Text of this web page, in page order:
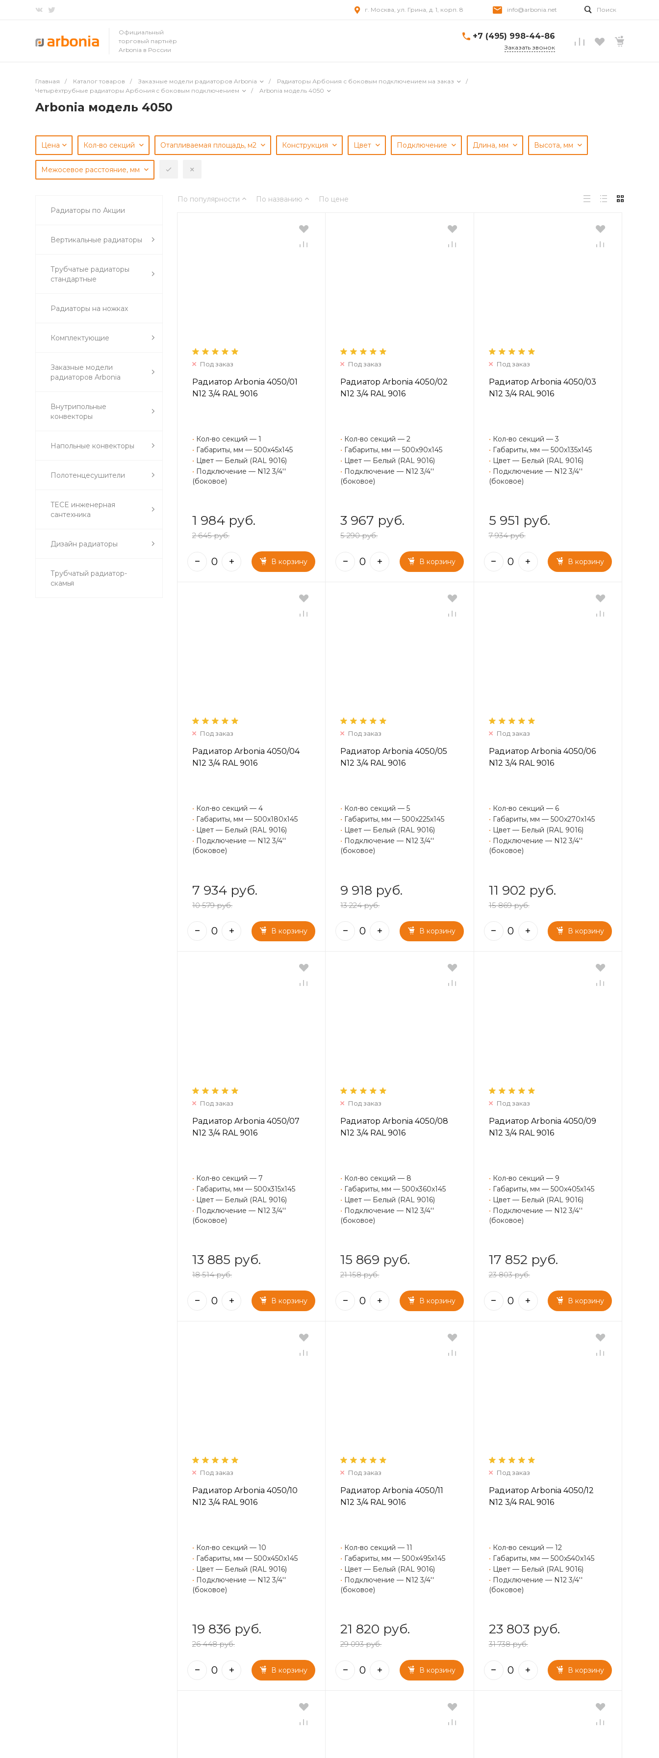
г. Москва, ул. Грина, д. 1, корп. 8 info@arbonia.net Поиск
Официальный
торговый партнёр
Arbonia в России
+7 (495) 998-44-86
Заказать звонок
Главная / Каталог товаров / Заказные модели радиаторов Arbonia / Радиаторы Арбония с боковым подключением на заказ
/
Четырёхтрубные радиаторы Арбония c боковым подключением
/ Arbonia модель 4050
Arbonia модель 4050
Цена Кол-во секций Отапливаемая площадь, м2 Конструкция Цвет Подключение Длина, мм Высота, мм
Межосевое расстояние, мм
Радиаторы по Акции
Вертикальные радиаторы
Трубчатые радиаторы
стандартные
Радиаторы на ножках
Комплектующие
Заказные модели
радиаторов Arbonia
Внутрипольные
конвекторы
Напольные конвекторы
Полотенцесушители
TECE инженерная
сантехника
Дизайн радиаторы
Трубчатый радиатор-
скамья
По популярности По названию По цене
Под заказ
Радиатор Arbonia 4050/01
N12 3/4 RAL 9016
• Кол-во секций — 1
• Габариты, мм — 500x45x145
• Цвет — Белый (RAL 9016)
• Подключение — N12 3/4''
(боковое)
1 984 руб.
2 645 руб.
В корзину
Под заказ
Радиатор Arbonia 4050/02
N12 3/4 RAL 9016
• Кол-во секций — 2
• Габариты, мм — 500x90x145
• Цвет — Белый (RAL 9016)
• Подключение — N12 3/4''
(боковое)
3 967 руб.
5 290 руб.
В корзину
Под заказ
Радиатор Arbonia 4050/03
N12 3/4 RAL 9016
• Кол-во секций — 3
• Габариты, мм — 500x135x145
• Цвет — Белый (RAL 9016)
• Подключение — N12 3/4''
(боковое)
5 951 руб.
7 934 руб.
В корзину
Под заказ
Радиатор Arbonia 4050/04
N12 3/4 RAL 9016
• Кол-во секций — 4
• Габариты, мм — 500x180x145
• Цвет — Белый (RAL 9016)
• Подключение — N12 3/4''
(боковое)
7 934 руб.
10 579 руб.
В корзину
Под заказ
Радиатор Arbonia 4050/05
N12 3/4 RAL 9016
• Кол-во секций — 5
• Габариты, мм — 500x225x145
• Цвет — Белый (RAL 9016)
• Подключение — N12 3/4''
(боковое)
9 918 руб.
13 224 руб.
В корзину
Под заказ
Радиатор Arbonia 4050/06
N12 3/4 RAL 9016
• Кол-во секций — 6
• Габариты, мм — 500x270x145
• Цвет — Белый (RAL 9016)
• Подключение — N12 3/4''
(боковое)
11 902 руб.
15 869 руб.
В корзину
Под заказ
Радиатор Arbonia 4050/07
N12 3/4 RAL 9016
• Кол-во секций — 7
• Габариты, мм — 500x315x145
• Цвет — Белый (RAL 9016)
• Подключение — N12 3/4''
(боковое)
13 885 руб.
18 514 руб.
В корзину
Под заказ
Радиатор Arbonia 4050/08
N12 3/4 RAL 9016
• Кол-во секций — 8
• Габариты, мм — 500x360x145
• Цвет — Белый (RAL 9016)
• Подключение — N12 3/4''
(боковое)
15 869 руб.
21 158 руб.
В корзину
Под заказ
Радиатор Arbonia 4050/09
N12 3/4 RAL 9016
• Кол-во секций — 9
• Габариты, мм — 500x405x145
• Цвет — Белый (RAL 9016)
• Подключение — N12 3/4''
(боковое)
17 852 руб.
23 803 руб.
В корзину
Под заказ
Радиатор Arbonia 4050/10
N12 3/4 RAL 9016
• Кол-во секций — 10
• Габариты, мм — 500x450x145
• Цвет — Белый (RAL 9016)
• Подключение — N12 3/4''
(боковое)
19 836 руб.
26 448 руб.
В корзину
Под заказ
Радиатор Arbonia 4050/11
N12 3/4 RAL 9016
• Кол-во секций — 11
• Габариты, мм — 500x495x145
• Цвет — Белый (RAL 9016)
• Подключение — N12 3/4''
(боковое)
21 820 руб.
29 093 руб.
В корзину
Под заказ
Радиатор Arbonia 4050/12
N12 3/4 RAL 9016
• Кол-во секций — 12
• Габариты, мм — 500x540x145
• Цвет — Белый (RAL 9016)
• Подключение — N12 3/4''
(боковое)
23 803 руб.
31 738 руб.
В корзину